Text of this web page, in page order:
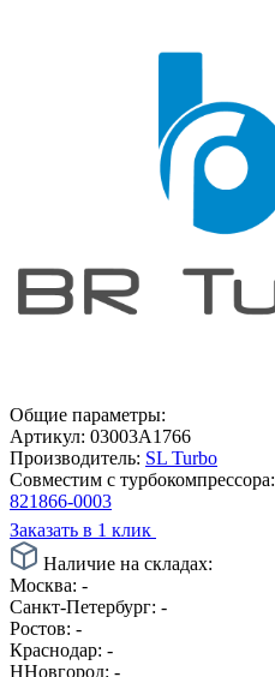
Общие параметры:
Артикул: 03003A1766
Производитель: SL Turbo
Совместим с турбокомпрессора:
821866-0003
Заказать в 1 клик
Наличие на складах:
Москва: -
Санкт-Петербург: -
Ростов: -
Краснодар: -
ННовгород: -